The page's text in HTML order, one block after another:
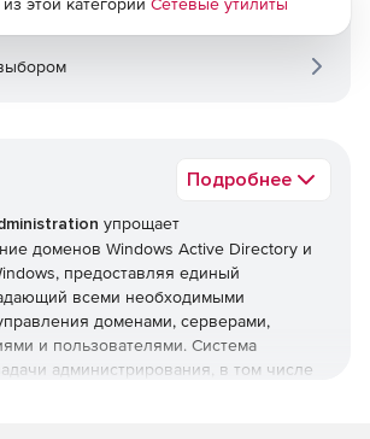
Подробнее
упрощает
доменов Windows Active Directory и
предоставляя единый
всеми необходимыми
доменами, серверами,
и пользователями. Система
администрирования, в том числе